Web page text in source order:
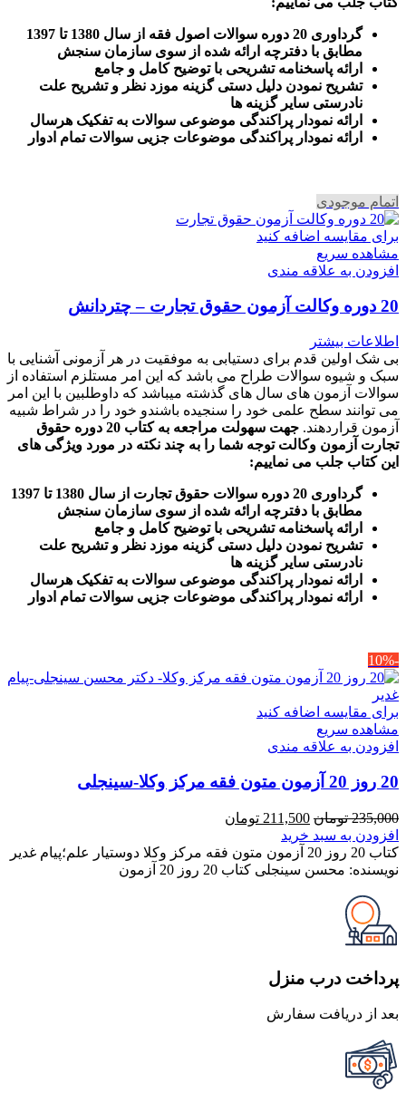
گرداوری 20 دوره سوالات اصول فقه از سال 1380 تا 1397
مطابق با دفترچه ارائه شده از سوی سازمان سنجش
ارائه پاسخنامه تشریحی با توضیح کامل و جامع
تشریح نمودن دلیل دستی گزینه موزد نظر و تشریح علت
نادرستی سایر گزینه ها
ارائه نمودار پراکندگی موضوعی سوالات به تفکیک هرسال
رائه نمودار پراکندگی موضوعات جزیی سوالات تمام ادوار
اتمام موجودی
برای مقایسه اضافه کنید
مشاهده سریع
افزودن به علاقه مندی
20 دوره وکالت آزمون حقوق تجارت – چتردانش
اطلاعات بیشتر
بی شک اولین قدم برای دستیابی به موفقیت در هر آزمونی آشنایی با
سبک و شیوه سوالات طراح می باشد که این امر مستلزم استفاده از
سوالات آزمون های سال های گذشته میباشد که داوطلبین با این امر
می توانند سطح علمی خود را سنجیده باشندو خود را در شراط شبیه
آزمون قراردهند.
جهت سهولت مراجعه به کتاب 20 دوره حقوق
تجارت آزمون وکالت توجه شما را به چند نکته در مورد ویژگی های
این کتاب جلب می نماییم:
گرداوری 20 دوره سوالات حقوق تجارت از سال 1380 تا 1397
مطابق با دفترچه ارائه شده از سوی سازمان سنجش
ارائه پاسخنامه تشریحی با توضیح کامل و جامع
تشریح نمودن دلیل دستی گزینه موزد نظر و تشریح علت
نادرستی سایر گزینه ها
ارائه نمودار پراکندگی موضوعی سوالات به تفکیک هرسال
رائه نمودار پراکندگی موضوعات جزیی سوالات تمام ادوار
-10%
برای مقایسه اضافه کنید
مشاهده سریع
افزودن به علاقه مندی
20 روز 20 آزمون متون فقه مرکز وکلا-سینجلی
235,000 تومان قیمت
اصلی
235,000 تومان
بود.
211,500 تومان
211,500 تومان
است.
افزودن به سبد خرید
کتاب 20 روز 20 آزمون متون فقه مرکز وکلا دوستیار علم؛پیام غدیر
نویسنده: محسن سینجلی کتاب 20 روز 20 آزمون
پرداخت درب منزل
بعد از دریافت سفارش